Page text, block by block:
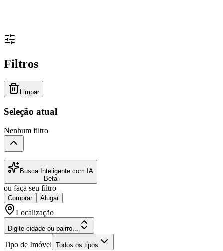
Filtros
Limpar
Seleção atual
Nenhum filtro
Busca Inteligente com IA
Beta
ou faça seu filtro
Comprar Alugar
Localização
Digite cidade ou bairro...
Tipo de Imóvel Todos os tipos